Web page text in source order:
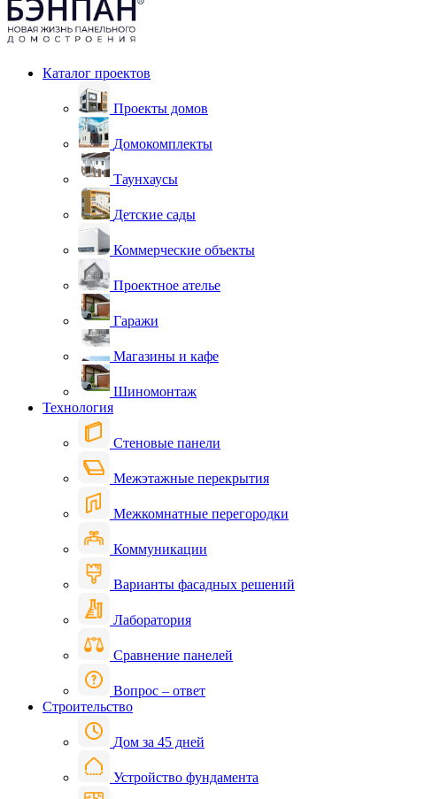
Каталог проектов
Проекты домов
Домокомплекты
Таунхаусы
Детские сады
Коммерческие объекты
Проектное ателье
Гаражи
Магазины и кафе
Шиномонтаж
Технология
Стеновые панели
Межэтажные перекрытия
Межкомнатные перегородки
Коммуникации
Варианты фасадных решений
Лаборатория
Сравнение панелей
Вопрос – ответ
Строительство
Дом за 45 дней
Устройство фундамента